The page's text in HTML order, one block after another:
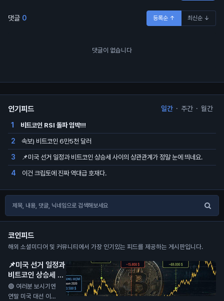
댓글 0 등록순 ↑ 최신순 ↓
댓글이 없습니다
인기피드 일간 · 주간 · 월간
1 비트코인 RSI 돌파 임박!!!
2 속보) 비트코인 6만5천 달러
3 📌미국 선거 일정과 비트코인 상승세 사이의 상관관계가 정말 눈에 띄네요.
4 이건 크립토에 진짜 역대급 호재다.
코인피드
해외 소셜미디어 및 커뮤니티에서 가장 인기있는 피드를 제공하는 게시판입니다.
📌미국 선거 일정과
비트코인 상승세 사
이의 상관관계가 정
말 눈에 띄네요.
🟢 여러분 보시기엔
연말 미국 대선 이후